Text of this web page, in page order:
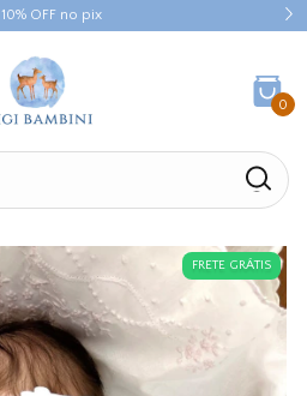
10% OFF no pix
0
FRETE GRÁTIS